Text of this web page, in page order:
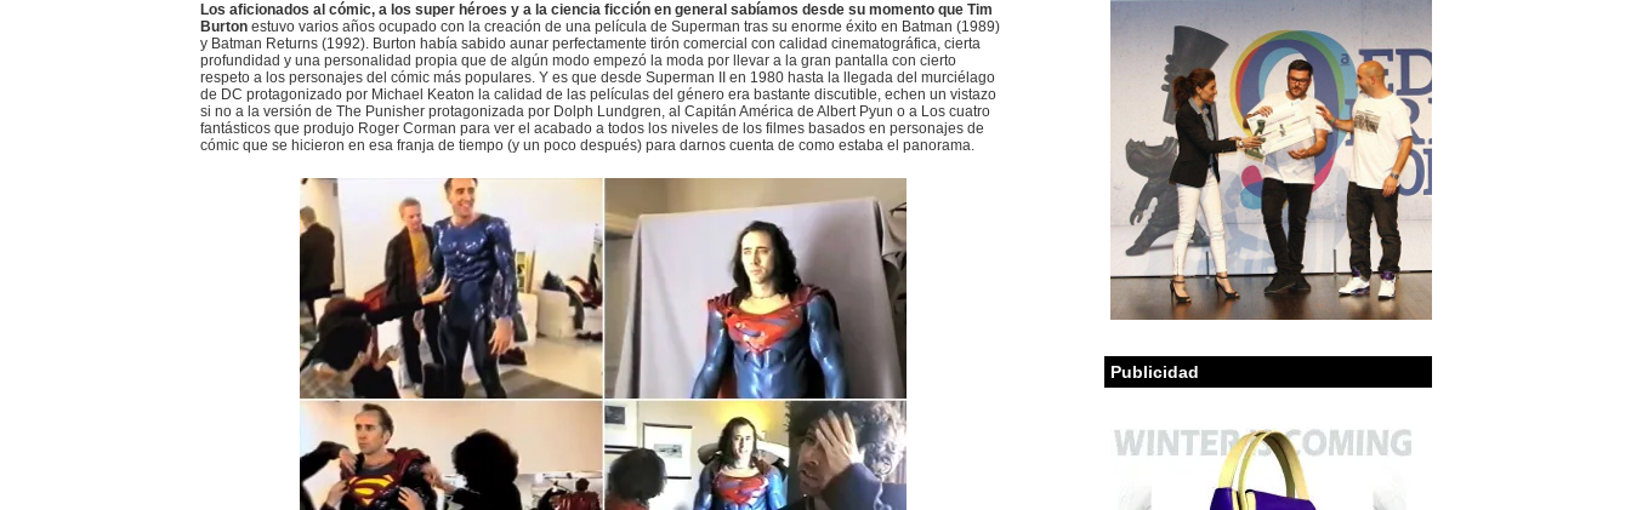
Los aficionados al cómic, a los super héroes y a la ciencia ficción en general sabíamos desde su momento que Tim
Burtonestuvo varios años ocupado con la creación de una película de Superman tras su enorme éxito en Batman (1989)
y Batman Returns (1992). Burton había sabido aunar perfectamente tirón comercial con calidad cinematográfica, cierta
profundidad y una personalidad propia que de algún modo empezó la moda por llevar a la gran pantalla con cierto
respeto a los personajes del cómic más populares. Y es que desde Superman II en 1980 hasta la llegada del murciélago
de DC protagonizado por Michael Keaton la calidad de las películas del género era bastante discutible, echen un vistazo
si no a la versión de The Punisher protagonizada por Dolph Lundgren, al Capitán América de Albert Pyun o a Los cuatro
fantásticos que produjo Roger Corman para ver el acabado a todos los niveles de los filmes basados en personajes de
cómic que se hicieron en esa franja de tiempo (y un poco después) para darnos cuenta de como estaba el panorama.
Publicidad